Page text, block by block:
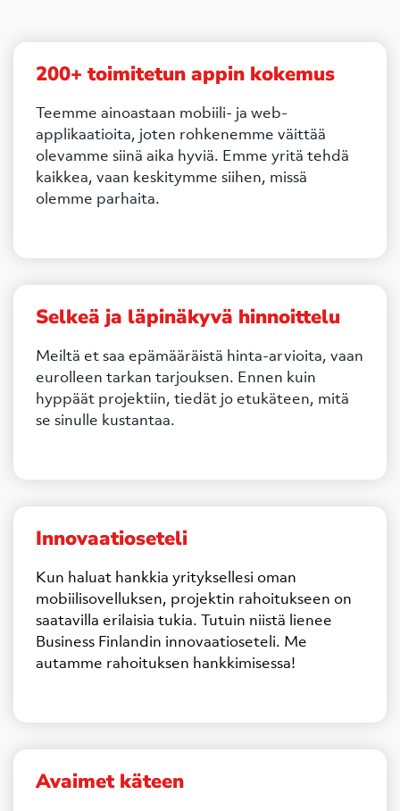
200+ toimitetun appin kokemus
Teemme ainoastaan mobiili- ja web-
applikaatioita, joten rohkenemme väittää
olevamme siinä aika hyviä. Emme yritä tehdä
kaikkea, vaan keskitymme siihen, missä
olemme parhaita.
Selkeä ja läpinäkyvä hinnoittelu
Meiltä et saa epämääräistä hinta-arvioita, vaan
eurolleen tarkan tarjouksen. Ennen kuin
hyppäät projektiin, tiedät jo etukäteen, mitä
se sinulle kustantaa.
Innovaatioseteli
Kun haluat hankkia yrityksellesi oman
mobiilisovelluksen, projektin rahoitukseen on
saatavilla erilaisia tukia. Tutuin niistä lienee
Business Finlandin innovaatioseteli. Me
autamme rahoituksen hankkimisessa!
Avaimet käteen